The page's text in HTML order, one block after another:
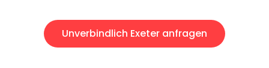
Unverbindlich Exeter anfragen